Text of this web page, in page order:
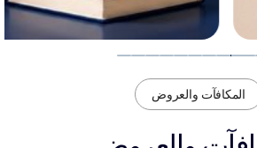
والعروض